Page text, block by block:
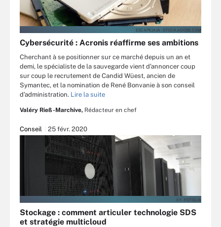
ESCAPEJAJA - STOCK.ADOBE.COM
Cybersécurité : Acronis réaffirme ses ambitions
Cherchant à se positionner sur ce marché depuis un an et
demi, le spécialiste de la sauvegarde vient d’annoncer coup
sur coup le recrutement de Candid Wüest, ancien de
Symantec, et la nomination de René Bonvanie à son conseil
d’administration. Lire la suite
Valéry Rieß-Marchive, Rédacteur en chef
Conseil 25 févr. 2020
XY - FOTOLIA
Stockage : comment articuler technologie SDS
et stratégie multicloud